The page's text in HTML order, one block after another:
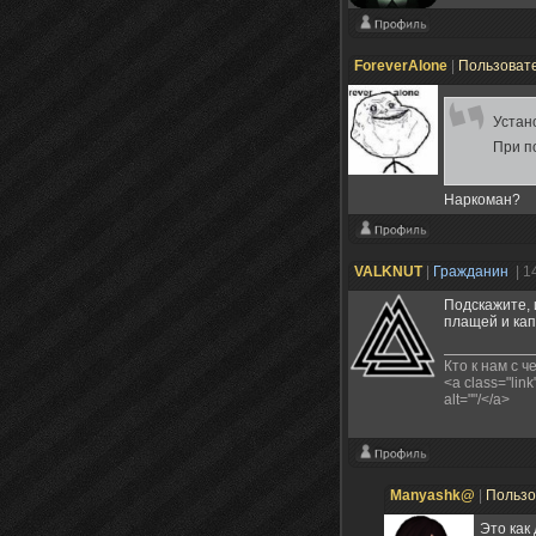
ForeverAlone
При
Наркоман?
VALKNUT| Гражданин
|
Подскажите,
плащей и
Кто к нам с
<a
alt=""/</a>
Manyashk@
Это